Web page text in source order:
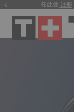
在此处 注册